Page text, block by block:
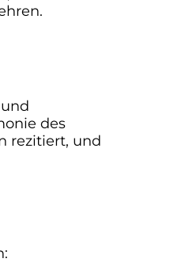
des
rezitiert, und